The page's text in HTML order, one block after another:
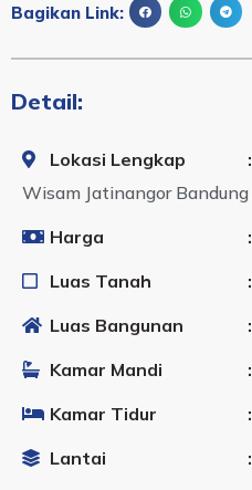
Bagikan Link:
Detail:
Lokasi Lengkap
:
Wisam Jatinangor Bandung
Harga
:
Luas Tanah
:
Luas Bangunan :
Kamar Mandi :
Kamar Tidur
:
Lantai
: